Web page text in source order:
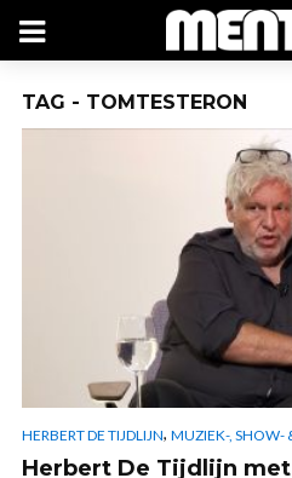
TAG - TOMTESTERON
HERBERT DE TIJDLIJN, MUZIEK-, SHOW-
Herbert De Tijdlijn